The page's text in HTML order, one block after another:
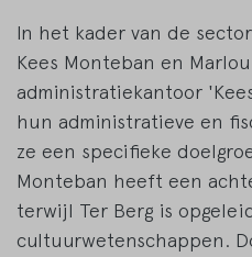
In het kader van de
Kees Monteban en
administratiekantoor
hun administratieve en
ze een specifieke
Monteban heeft een
terwijl Ter Berg is
cultuurwetenschappen.